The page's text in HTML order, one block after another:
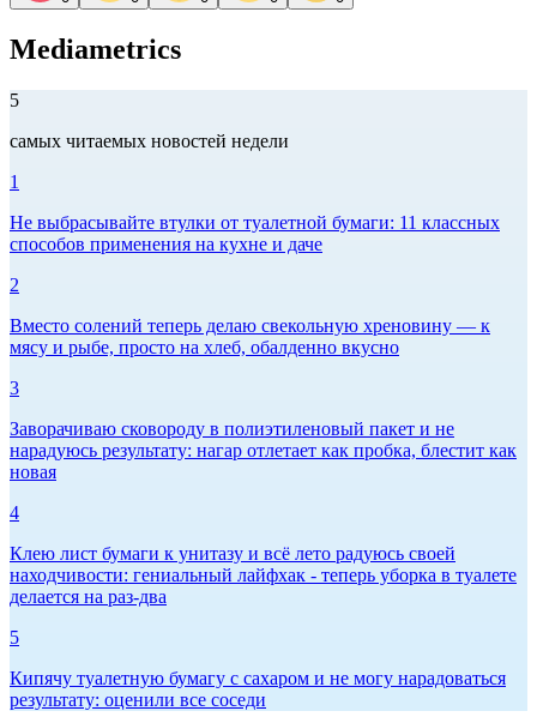
Mediametrics
5
самых читаемых новостей недели
1
Не выбрасывайте втулки от туалетной бумаги: 11 классных
способов применения на кухне и даче
2
Вместо солений теперь делаю свекольную хреновину — к
мясу и рыбе, просто на хлеб, обалденно вкусно
3
Заворачиваю сковороду в полиэтиленовый пакет и не
нарадуюсь результату: нагар отлетает как пробка, блестит как
новая
4
Клею лист бумаги к унитазу и всё лето радуюсь своей
находчивости: гениальный лайфхак - теперь уборка в туалете
делается на раз-два
5
Кипячу туалетную бумагу с сахаром и не могу нарадоваться
результату: оценили все соседи